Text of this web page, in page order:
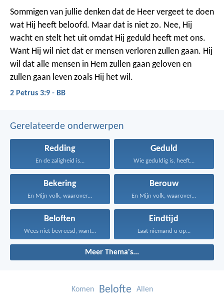
Sommigen van jullie denken dat de Heer vergeet te doen
wat Hij heeft beloofd. Maar dat is niet zo. Nee, Hij
wacht en stelt het uit omdat Hij geduld heeft met ons.
Want Hij wil niet dat er mensen verloren zullen gaan. Hij
wil dat alle mensen in Hem zullen gaan geloven en
zullen gaan leven zoals Hij het wil.
2 Petrus 3:9 - BB
Gerelateerde onderwerpen
Redding
En de zaligheid is...
Geduld
Wie geduldig is, heeft...
Bekering
En Mijn volk, waarover...
Berouw
En Mijn volk, waarover...
Beloften
Wees niet bevreesd, want...
Eindtijd
Laat niemand u op...
Meer Thema's...
Komen Belofte Allen